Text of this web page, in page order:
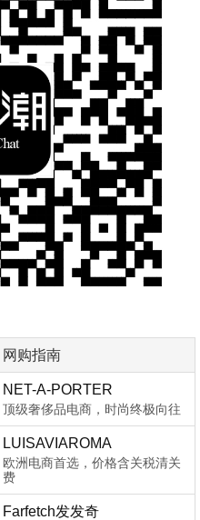
网购指南
NET-A-PORTER
顶级奢侈品电商，时尚终极向往
LUISAVIAROMA
欧洲电商首选，价格含关税清关
费
Farfetch发发奇